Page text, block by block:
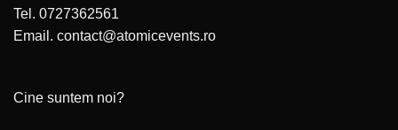
Tel. 0727362561
Email. contact@atomicevents.ro
Cine suntem noi?